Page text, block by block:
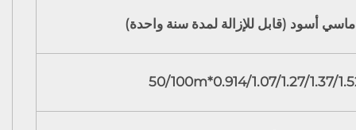
أسود (قابل للإزالة لمدة سنة واحدة)
0.914/1.07/1.27/1.37/1.52*50/